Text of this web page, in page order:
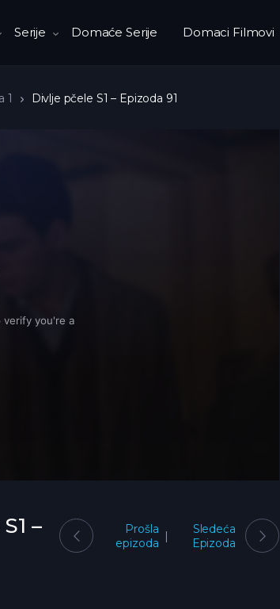
Serije Domaće Serije Domaci Filmovi
1 Divlje pčele S1 – Epizoda 91
–
Prošla
epizoda
Sledeća
Epizoda